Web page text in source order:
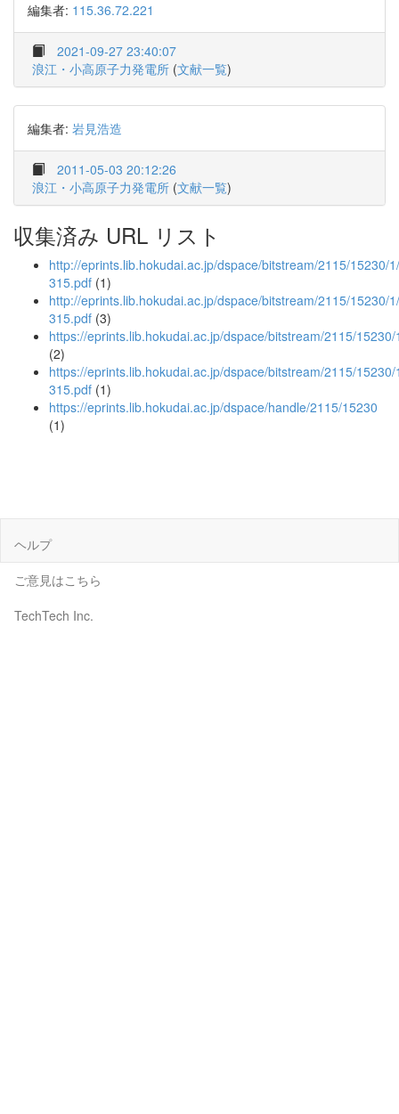
編集者: 115.36.72.221
2021-09-27 23:40:07
浪江・小高原子力発電所 (文献一覧)
編集者: 岩見浩造
2011-05-03 20:12:26
浪江・小高原子力発電所 (文献一覧)
収集済み URL リスト
http://eprints.lib.hokudai.ac.jp/dspace/bitstream/2115/15230/
315.pdf (1)
http://eprints.lib.hokudai.ac.jp/dspace/bitstream/2115/15230/
315.pdf (3)
https://eprints.lib.hokudai.ac.jp/dspace/bitstream/2115/15230/
(2)
https://eprints.lib.hokudai.ac.jp/dspace/bitstream/2115/
315.pdf (1)
https://eprints.lib.hokudai.ac.jp/dspace/handle/2115/15230
(1)
ヘルプ
ご意見はこちら
TechTech Inc.